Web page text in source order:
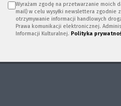
Wyrażam zgodę na przetwarzanie moich
mail) w celu wysyłki newslettera zgodnie
otrzymywanie informacji handlowych
Prawa komunikacji elektronicznej.
Informacji Kulturalnej. Polityka